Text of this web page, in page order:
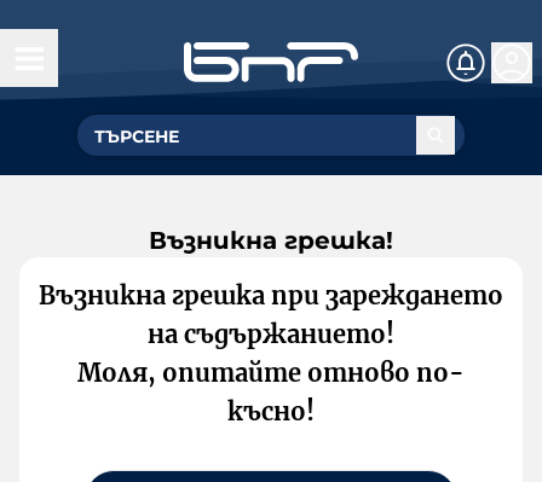
Възникна грешка!
Възникна грешка при зареждането
на съдържанието!
Моля, опитайте отново по-
късно!